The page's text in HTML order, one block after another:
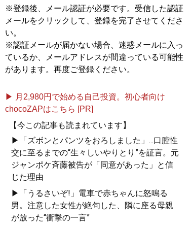
※登録後、メール認証が必要です。受信した認証
メールをクリックして、登録を完了させてくださ
い。
※認証メールが届かない場合、迷惑メールに入っ
ているか、メールアドレスが間違っている可能性
があります。再度ご登録ください。
▶ 月2,980円で始める自己投資。初心者向け
chocoZAPはこちら [PR]
【今この記事も読まれています】
▶「ズボンとパンツをおろしました」...口腔性
交に至るまでの“生々しいやりとり”を証言。元
ジャンポケ斉藤被告が「同意があった」と信
じた理由
▶「うるさいぞ!」電車で赤ちゃんに怒鳴る
男。注意した女性が絶句した、隣に座る母親
が放った“衝撃の一言”